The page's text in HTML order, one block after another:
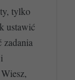
tylko
ustawić